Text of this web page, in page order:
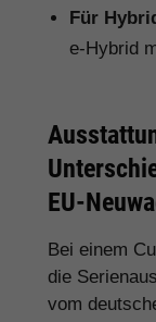
Für
e-Hybrid
EU-
Bei einem
die
vom